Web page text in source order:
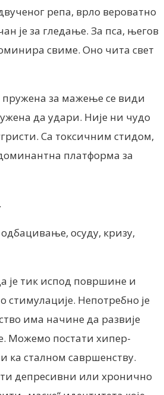
репа, врло вероватно
је за гледање. За пса, његов
свиме. Оно чита свет
пружена за мажење се види
да удари. Није ни чудо
Са токсичним стидом,
платформа за
осуду, кризу,
је тик испод површине и
стимулације. Непотребно је
има начине да развије
Можемо постати хипер-
ка сталном савршенству.
депресивни или хронично